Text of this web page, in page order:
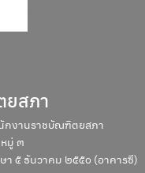
สภา
กงานราชบัณฑิตยสภา
มู่ ๓
า ๕ ธันวาคม ๒๕๕๐ (อาคารซี)